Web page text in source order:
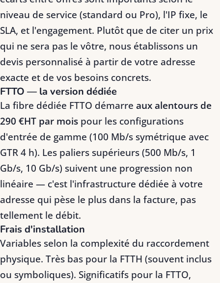
niveau de service (standard ou Pro), l'IP fixe, le
SLA, et l'engagement. Plutôt que de citer un prix
qui ne sera pas le vôtre, nous établissons un
devis personnalisé à partir de votre adresse
exacte et de vos besoins concrets.
FTTO — la version dédiée
La fibre dédiée FTTO démarre aux alentours de
290 €HT par mois pour les configurations
d'entrée de gamme (100 Mb/s symétrique avec
GTR 4 h). Les paliers supérieurs (500 Mb/s, 1
Gb/s, 10 Gb/s) suivent une progression non
linéaire — c'est l'infrastructure dédiée à votre
adresse qui pèse le plus dans la facture, pas
tellement le débit.
Frais d'installation
Variables selon la complexité du raccordement
physique. Très bas pour la FTTH (souvent inclus
ou symboliques). Significatifs pour la FTTO,